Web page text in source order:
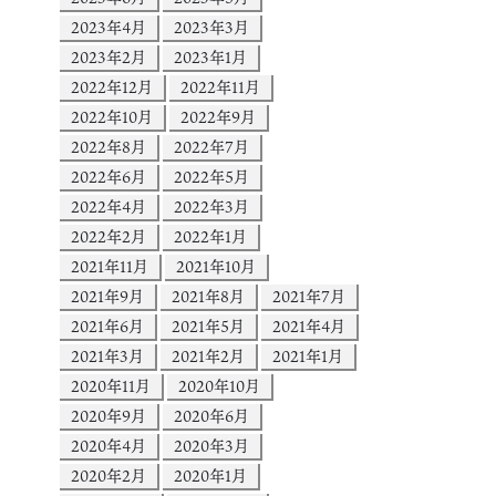
2023年4月
2023年3月
2023年2月
2023年1月
2022年12月
2022年11月
2022年10月
2022年9月
2022年8月
2022年7月
2022年6月
2022年5月
2022年4月
2022年3月
2022年2月
2022年1月
2021年11月
2021年10月
2021年9月
2021年8月
2021年7月
2021年6月
2021年5月
2021年4月
2021年3月
2021年2月
2021年1月
2020年11月
2020年10月
2020年9月
2020年6月
2020年4月
2020年3月
2020年2月
2020年1月